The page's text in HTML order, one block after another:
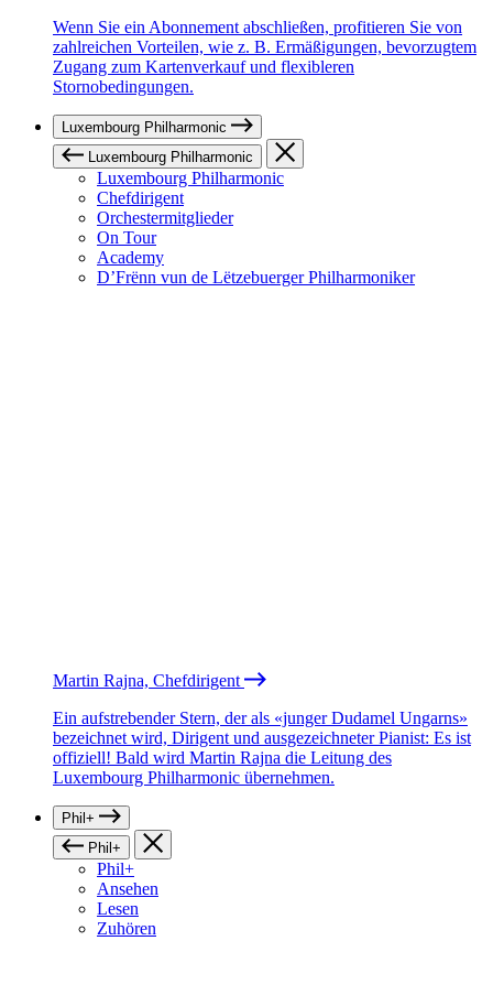
Wenn Sie ein Abonnement abschließen, profitieren Sie von
zahlreichen Vorteilen, wie z. B. Ermäßigungen, bevorzugtem
Zugang zum Kartenverkauf und flexibleren
Stornobedingungen.
Luxembourg Philharmonic
Luxembourg Philharmonic
Luxembourg Philharmonic
Chefdirigent
Orchestermitglieder
On Tour
Academy
D’Frënn vun de Lëtzebuerger Philharmoniker
Martin Rajna, Chefdirigent
Ein aufstrebender Stern, der als «junger Dudamel Ungarns»
bezeichnet wird, Dirigent und ausgezeichneter Pianist: Es ist
offiziell! Bald wird Martin Rajna die Leitung des
Luxembourg Philharmonic übernehmen.
Phil+
Phil+
Phil+
Ansehen
Lesen
Zuhören